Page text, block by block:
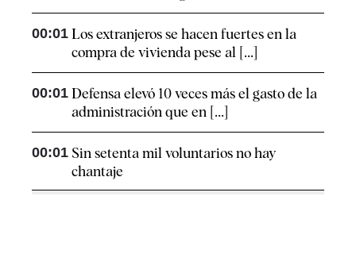
00:01 Los extranjeros se hacen fuertes en la
compra de vivienda pese al [...]
00:01 Defensa elevó 10 veces más el gasto de la
administración que en [...]
00:01 Sin setenta mil voluntarios no hay
chantaje